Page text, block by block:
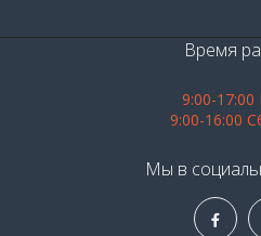
Время
9:00-
9:00-16:00
Мы в